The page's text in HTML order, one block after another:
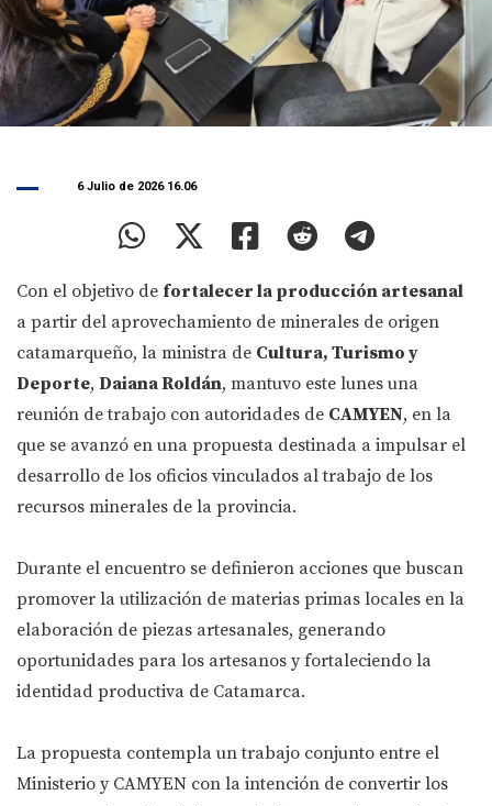
6 Julio de 2026 16.06
Con el objetivo de fortalecer la producción artesanal
a partir del aprovechamiento de minerales de origen
catamarqueño, la ministra de Cultura, Turismo y
Deporte, Daiana Roldán, mantuvo este lunes una
reunión de trabajo con autoridades de CAMYEN, en la
que se avanzó en una propuesta destinada a impulsar el
desarrollo de los oficios vinculados al trabajo de los
recursos minerales de la provincia.
Durante el encuentro se definieron acciones que buscan
promover la utilización de materias primas locales en la
elaboración de piezas artesanales, generando
oportunidades para los artesanos y fortaleciendo la
identidad productiva de Catamarca.
La propuesta contempla un trabajo conjunto entre el
Ministerio y CAMYEN con la intención de convertir los